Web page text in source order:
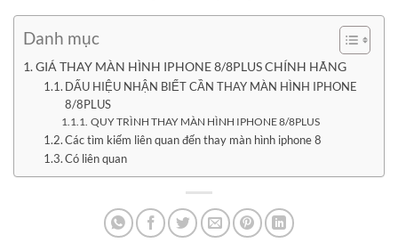
Danh mục
GIÁ THAY MÀN HÌNH IPHONE 8/8PLUS CHÍNH HÃNG
DẤU HIỆU NHẬN BIẾT CẦN THAY MÀN HÌNH IPHONE
8/8PLUS
QUY TRÌNH THAY MÀN HÌNH IPHONE 8/8PLUS
Các tìm kiếm liên quan đến thay màn hình iphone 8
Có liên quan